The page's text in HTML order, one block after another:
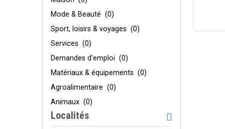
Mode & Beauté (0)
Sport, loisirs & voyages (0)
Services (0)
Demandes d'emploi (0)
Matériaux & équipements (0)
Agroalimentaire (0)
Animaux (0)
Localités